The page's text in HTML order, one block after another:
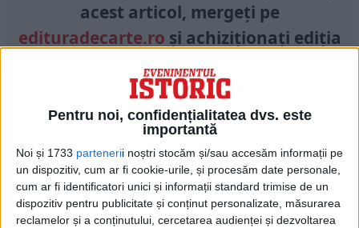
Pentru noi, confidențialitatea dvs. este
importantă
Noi și 1733 partenerii noștri stocăm și/sau accesăm informații pe
un dispozitiv, cum ar fi cookie-urile, și procesăm date personale,
cum ar fi identificatori unici și informații standard trimise de un
dispozitiv pentru publicitate și conținut personalizate, măsurarea
reclamelor și a conținutului, cercetarea audienței și dezvoltarea
acest articol, mergeți pe
edituradecarte.ro și achiziționați ediția
Iunie 2022
Din ultima ediție ...
Regina României
Carol al II-lea și acțiunile sale care au ruinat
România Mare
Afaceri oneroase care au marcat România
modernă: Strousberg și Hallier